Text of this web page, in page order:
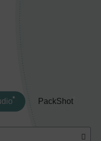
PackShot